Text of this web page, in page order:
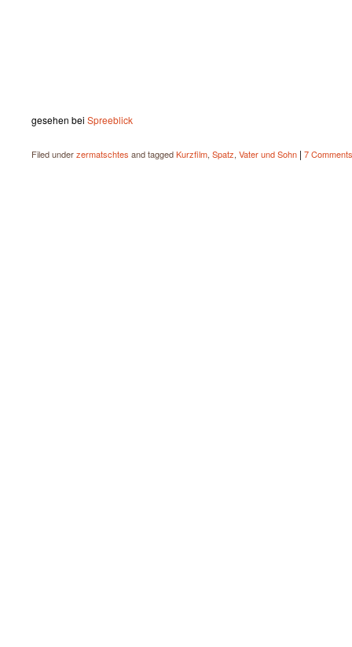
gesehen bei Spreeblick
Filed underzermatschtes and taggedKurzfilm, Spatz, Vater und Sohn | 7 Comments